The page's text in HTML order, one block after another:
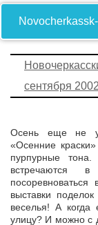
сентября 2002
Осень еще не
«Осенние
пурпурные тона.
встречаются
выставки
веселья! А когда
улицу? И можно с